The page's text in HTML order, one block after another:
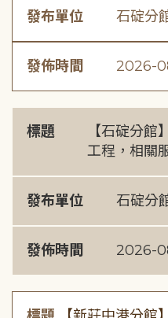
發布單位 石碇分
發佈時間 2026-
標題
【石碇分館
工程，相關
發布單位 石碇分
發佈時間 2026-